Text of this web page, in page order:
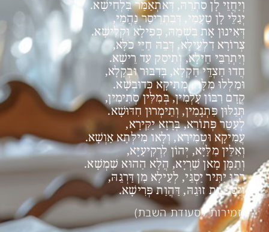
וְיַחֲזֵי לָן סִתְרֵהּ, דְּאִתְאַמַּר בִּלְחִישָׁא.
יְגַלֵּי לָן טַעֲמֵי, דְּבִתְרֵיסַר נַהֲמֵי,
דְּאִינוּן אָת בִּשְׁמֵהּ, כְּפִילָא וּקְלִישָׁא.
צְרוֹרָא דִלְעֵילָא, דְּבֵהּ חַיֵּי כֹלָּא,
וְיִתְרַבֵּי חֵילָא, וְתִיסַק עַד רֵישָׁא.
חֲדוּ חַצְדֵּי חַקְלָא, בְּדִבּוּר וּבְקָלָא,
וּמַלְלוּ מִלָּה, מְתִיקָא כְּדוּבְשָׁא.
קֳדָם רִבּוֹן עָלְמִין, בְּמִלִּין סְתִימִין,
תְּגַלּוּן פִּתְגָמִין, וְתֵימְרוּן חִדּוּשָׁא.
לְעַטֵּר פְּתוֹרָא, בְּרָזָא יַקִּירָא,
עֲמִיקָא וּטְמִירָא, וְלָאו מִילְּתָא אַוְשָׁא.
וְאִלֵּין מִלַּיָּא, יְהוֹן לִרְקִיעַיָּא,
וְתַמָּן מָאן שַׁרְיָא, הֲלָא הַהוּא שִׁמְשָׁא.
רְבוּ יַתִּיר יַסְגֵּי, לְעֵילָא מִן דַּרְגֵּהּ,
וְיִסַּב בַּת זוּגֵהּ, דַּהֲוַת פְּרִישָׁא.
(זמירות לסעודת השבת)